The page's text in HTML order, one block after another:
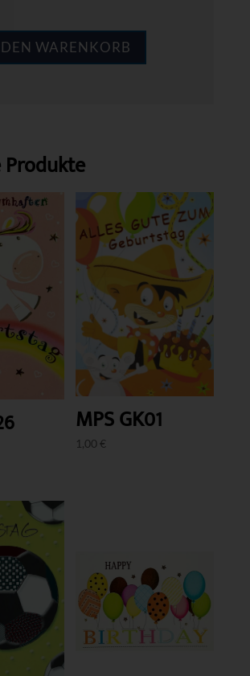
WARENKORB
MPS GK01
1,00 €